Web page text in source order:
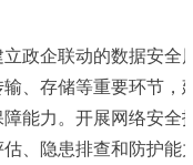
政企联动的数据安全
、存储等重要环节，
能力。开展网络安全
、隐患排查和防护能